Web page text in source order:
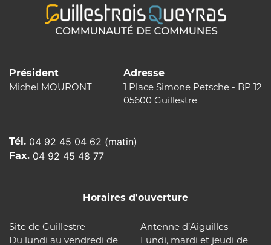
Président
Michel MOURONT
Adresse
1 Place Simone Petsche - BP 12
05600 Guillestre
Tél. 04 92 45 04 62 (matin)
Fax. 04 92 45 48 77
Horaires d'ouverture
Site de Guillestre
Du lundi au vendredi de
Antenne d’Aiguilles
Lundi, mardi et jeudi de